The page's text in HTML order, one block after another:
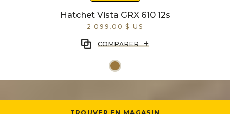
Hatchet Vista GRX 610 12s
2 099,00 $ US
COMPARER +
TROUVER EN MAGASIN